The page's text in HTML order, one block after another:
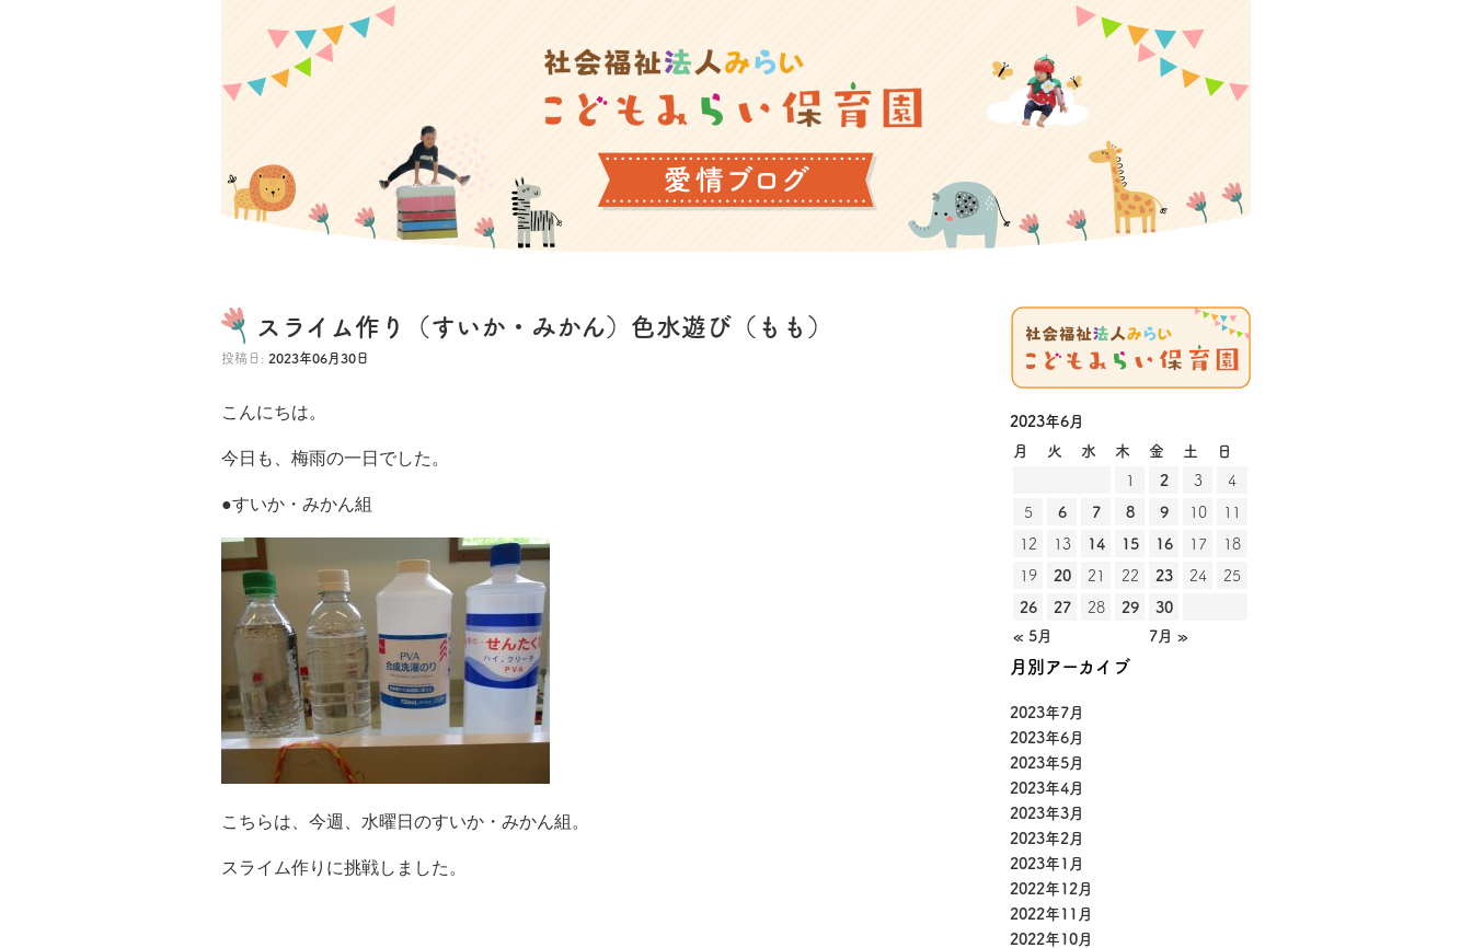
スライム作り（すいか・みかん）色水遊び（もも）
投稿日: 2023年06月30日
こんにちは。
今日も、梅雨の一日でした。
●すいか・みかん組
こちらは、今週、水曜日のすいか・みかん組。
スライム作りに挑戦しました。
2023年6月
月
火 水 木 金 土 日
« 5月 7月 »
1 2 3 4
5 6 7 8 9 10 11
12 13 14 15 16 17 18
19 20 21 22 23 24 25
26 27 28 29 30
月別アーカイブ
2023年7月
2023年6月
2023年5月
2023年4月
2023年3月
2023年2月
2023年1月
2022年12月
2022年11月
2022年10月